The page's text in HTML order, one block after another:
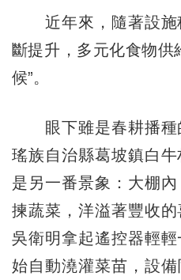
近年來，隨著設施
斷提升，多元化食物供
候”。
眼下雖是春耕播種
瑤族自治縣葛坡鎮白
是另一番景象：大棚
揀蔬菜，洋溢著豐收
吳衛明拿起遙控器輕
始自動澆灌菜苗，設